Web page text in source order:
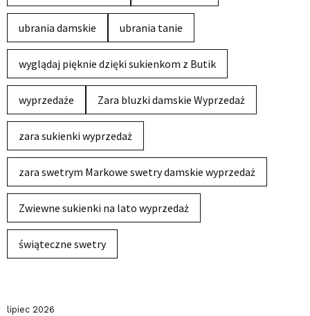
ubrania damskie ubrania tanie
wyglądaj pięknie dzięki sukienkom z Butik
wyprzedaże Zara bluzki damskie Wyprzedaż
zara sukienki wyprzedaż
zara swetrym Markowe swetry damskie wyprzedaż
Zwiewne sukienki na lato wyprzedaż
świąteczne swetry
lipiec 2026